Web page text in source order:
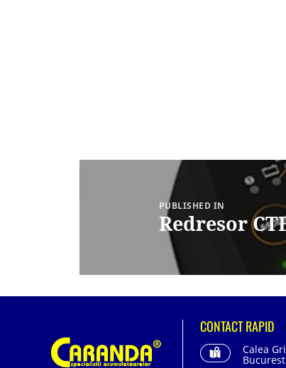
PUBLISHED IN
Redresor
CONTACT RAPID
Calea